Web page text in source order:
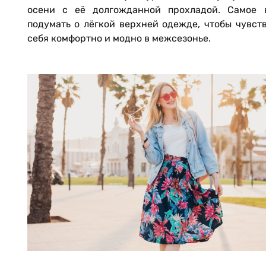
осени с её долгожданной прохладой. Самое
подумать о лёгкой верхней одежде, чтобы
себя комфортно и модно в межсезонье.